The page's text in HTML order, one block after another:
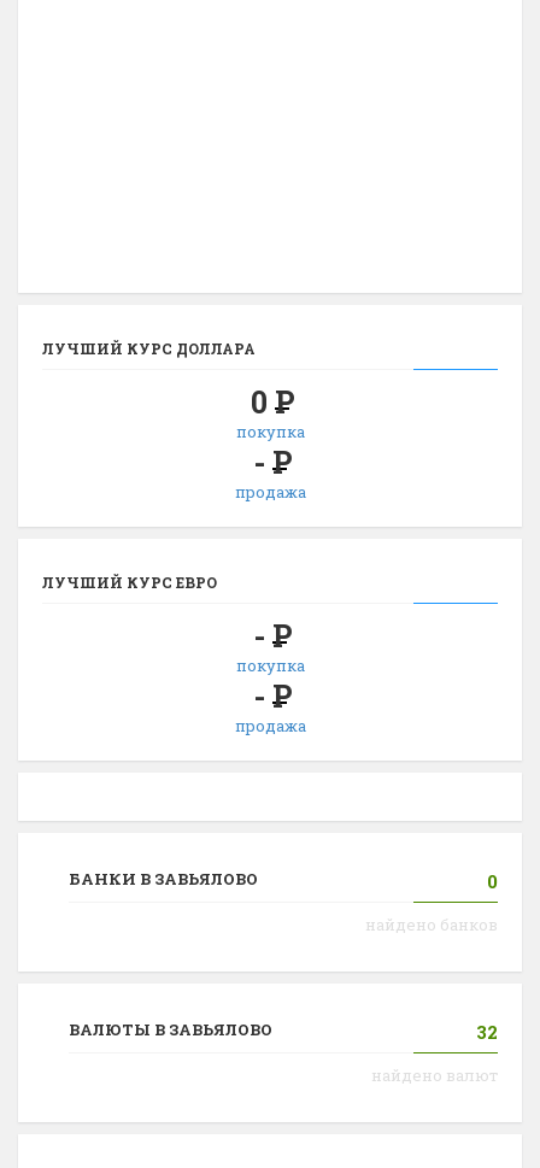
ЛУЧШИЙ КУРС ДОЛЛАРА
0 Р
покупка
- Р
продажа
ЛУЧШИЙ КУРС ЕВРО
- Р
покупка
- Р
продажа
БАНКИ В ЗАВЬЯЛОВО 0
найдено банков
ВАЛЮТЫ В ЗАВЬЯЛОВО 32
найдено валют